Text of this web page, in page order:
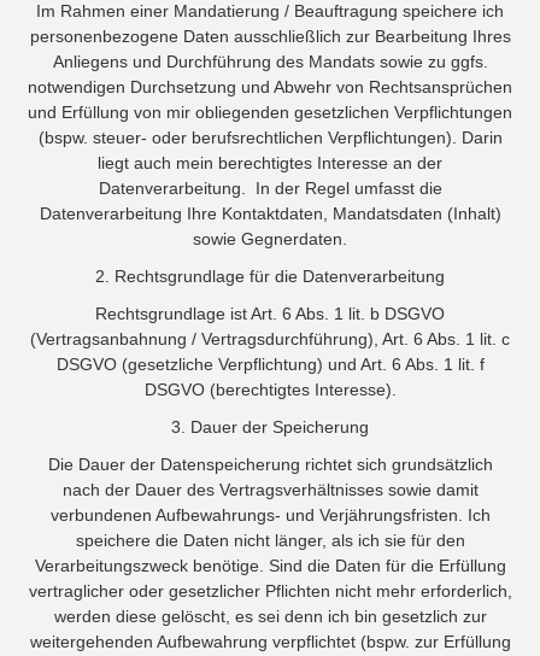
Im Rahmen einer Mandatierung / Beauftragung speichere ich
personenbezogene Daten ausschließlich zur Bearbeitung Ihres
Anliegens und Durchführung des Mandats sowie zu ggfs.
notwendigen Durchsetzung und Abwehr von Rechtsansprüchen
und Erfüllung von mir obliegenden gesetzlichen Verpflichtungen
(bspw. steuer- oder berufsrechtlichen Verpflichtungen). Darin
liegt auch mein berechtigtes Interesse an der
Datenverarbeitung. In der Regel umfasst die
Datenverarbeitung Ihre Kontaktdaten, Mandatsdaten (Inhalt)
sowie Gegnerdaten.
2. Rechtsgrundlage für die Datenverarbeitung
Rechtsgrundlage ist Art. 6 Abs. 1 lit. b DSGVO
(Vertragsanbahnung / Vertragsdurchführung), Art. 6 Abs. 1 lit. c
DSGVO (gesetzliche Verpflichtung) und Art. 6 Abs. 1 lit. f
DSGVO (berechtigtes Interesse).
3. Dauer der Speicherung
Die Dauer der Datenspeicherung richtet sich grundsätzlich
nach der Dauer des Vertragsverhältnisses sowie damit
verbundenen Aufbewahrungs- und Verjährungsfristen. Ich
speichere die Daten nicht länger, als ich sie für den
Verarbeitungszweck benötige. Sind die Daten für die Erfüllung
vertraglicher oder gesetzlicher Pflichten nicht mehr erforderlich,
werden diese gelöscht, es sei denn ich bin gesetzlich zur
weitergehenden Aufbewahrung verpflichtet (bspw. zur Erfüllung